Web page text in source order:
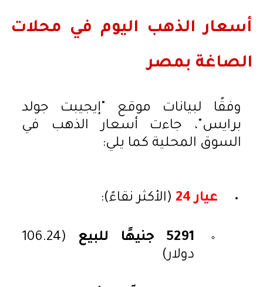
أسعار الذهب اليوم في محلات
الصاغة بمصر
وفقًا لبيانات موقع "إيجيبت جولد
برايس"، جاءت أسعار الذهب في
السوق المحلية كما يلي:
عيار 24 (الأكثر نقاءً):
5291 جنيهًا للبيع
(106.24
دولار)